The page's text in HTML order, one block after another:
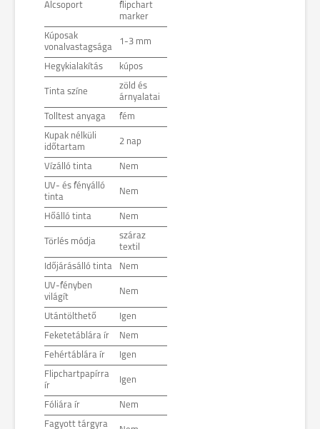
Alcsoport
flipchart
marker
Kúposak
vonalvastagsága
1-3 mm
Hegykialakítás kúpos
Tinta színe
zöld és
árnyalatai
Tolltest anyaga fém
Kupak nélküli
időtartam
2 nap
Vízálló tinta Nem
UV- és fényálló
tinta
Nem
Hőálló tinta Nem
Törlés módja
száraz
textil
Időjárásálló tinta Nem
UV-fényben
világít
Nem
Utántölthető Igen
Feketetáblára ír Nem
Fehértáblára ír Igen
Flipchartpapírra
ír
Igen
Fóliára ír Nem
Fagyott tárgyra